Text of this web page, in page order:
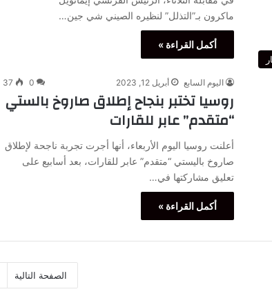
ماكرون بـ”التذلل” لنظيره الصيني شي جين…
أكمل القراءة »
اليوم السابع أبريل 12, 2023 0
37
روسيا تختبر بنجاح إطلاق صاروخ بالستي
“متقدم” عابر للقارات
أعلنت روسيا اليوم الأربعاء، أنها أجرت تجربة ناجحة لإطلاق
صاروخ باليستي “متقدم” عابر للقارات، بعد أسابيع على
تعليق مشاركتها في…
أكمل القراءة »
الصفحة التالية